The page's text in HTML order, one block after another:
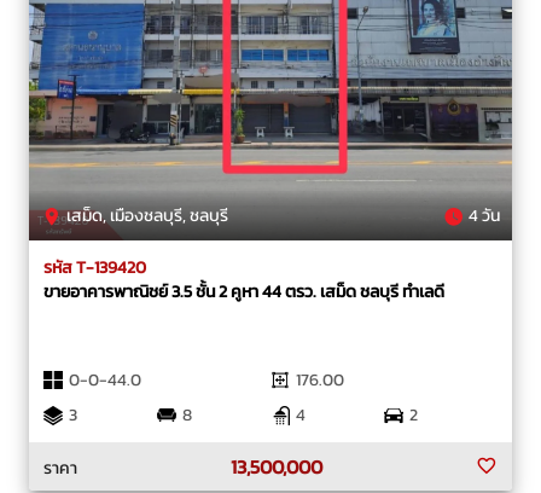
เสม็ด, เมืองชลบุรี, ชลบุรี 4 วัน
รหัส T-139420
ขายอาคารพาณิชย์ 3.5 ชั้น 2 คูหา 44 ตรว. เสม็ด ชลบุรี ทำเลดี
0-0-44.0
176.00
3
8 4
2
ราคา
13,500,000